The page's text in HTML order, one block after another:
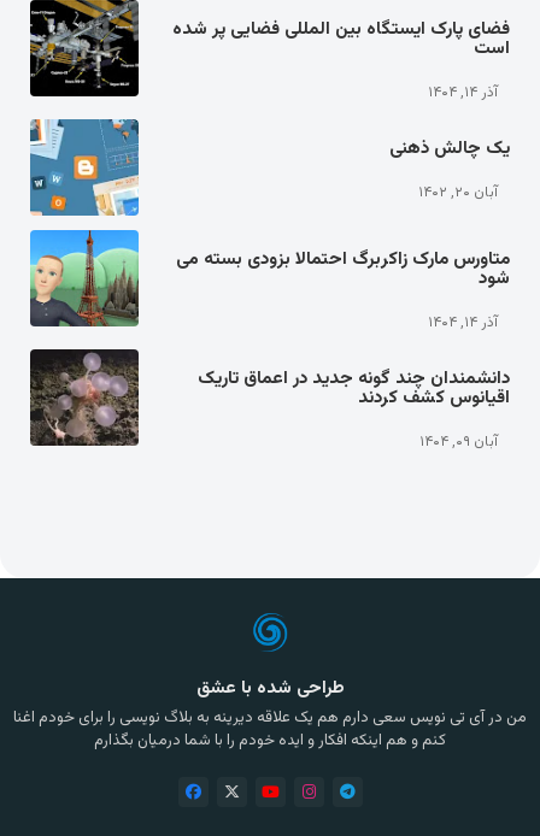
فضای پارک ایستگاه بین المللی فضایی پر شده
است
آذر ۱۴, ۱۴۰۴
یک چالش ذهنی
آبان ۲۰, ۱۴۰۲
متاورس مارک زاکربرگ احتمالا بزودی بسته می
شود
آذر ۱۴, ۱۴۰۴
دانشمندان چند گونه جدید در اعماق تاریک
اقیانوس کشف کردند
آبان ۰۹, ۱۴۰۴
طراحی شده با عشق
من در آی تی نویس سعی دارم هم یک علاقه دیرینه به بلاگ نویسی را برای خودم اغنا
کنم و هم اینکه افکار و ایده خودم را با شما درمیان بگذارم